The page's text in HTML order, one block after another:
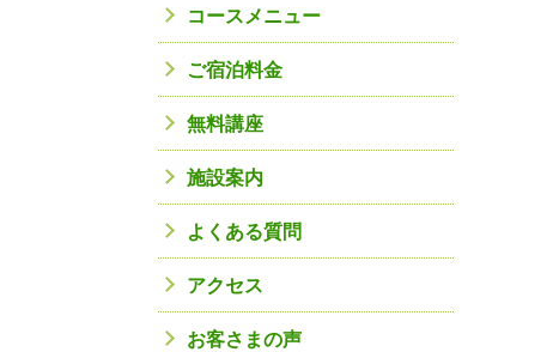
コースメニュー
ご宿泊料金
無料講座
施設案内
よくある質問
アクセス
お客さまの声